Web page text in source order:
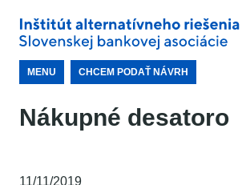
MENU CHCEM PODAŤ NÁVRH
Nákupné desatoro
11/11/2019